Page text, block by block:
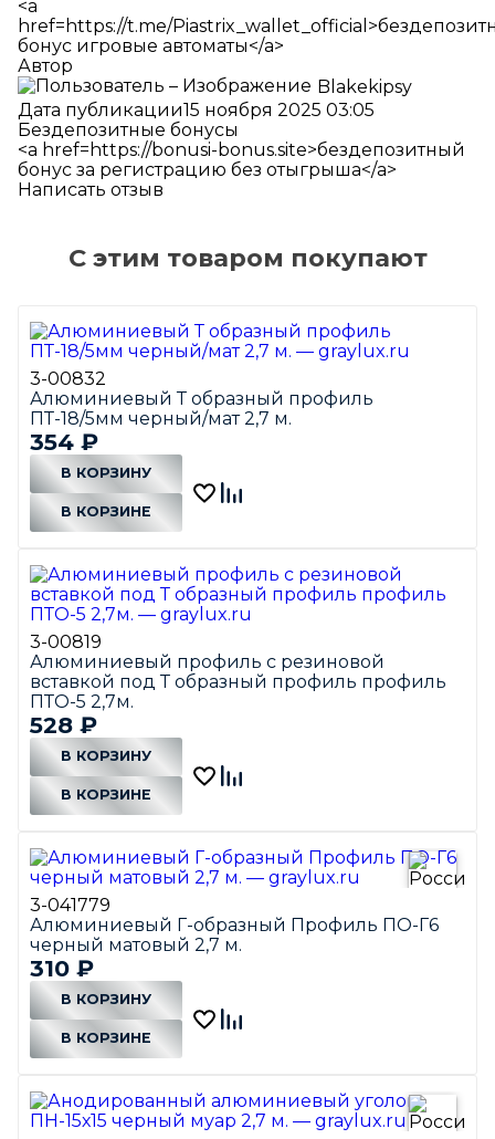
<a
href=https://t.me/
бонус игровые автоматы</a>
Автор
Blakekipsy
Дата публикации15 ноября 2025 03:05
Бездепозитные бонусы
<a href=https://bonusi-bonus.site>бездепозитный
бонус за регистрацию без отыгрыша</a>
Написать отзыв
С этим товаром покупают
3-00832
Алюминиевый Т образный профиль
ПТ-18/5мм черный/мат 2,7 м.
354 ₽
В КОРЗИНУ
В КОРЗИНЕ
3-00819
Алюминиевый профиль с резиновой
вставкой под Т образный профиль профиль
ПТО-5 2,7м.
528 ₽
В КОРЗИНУ
В КОРЗИНЕ
3-041779
Алюминиевый Г-образный Профиль ПО-Г6
черный матовый 2,7 м.
310 ₽
В КОРЗИНУ
В КОРЗИНЕ